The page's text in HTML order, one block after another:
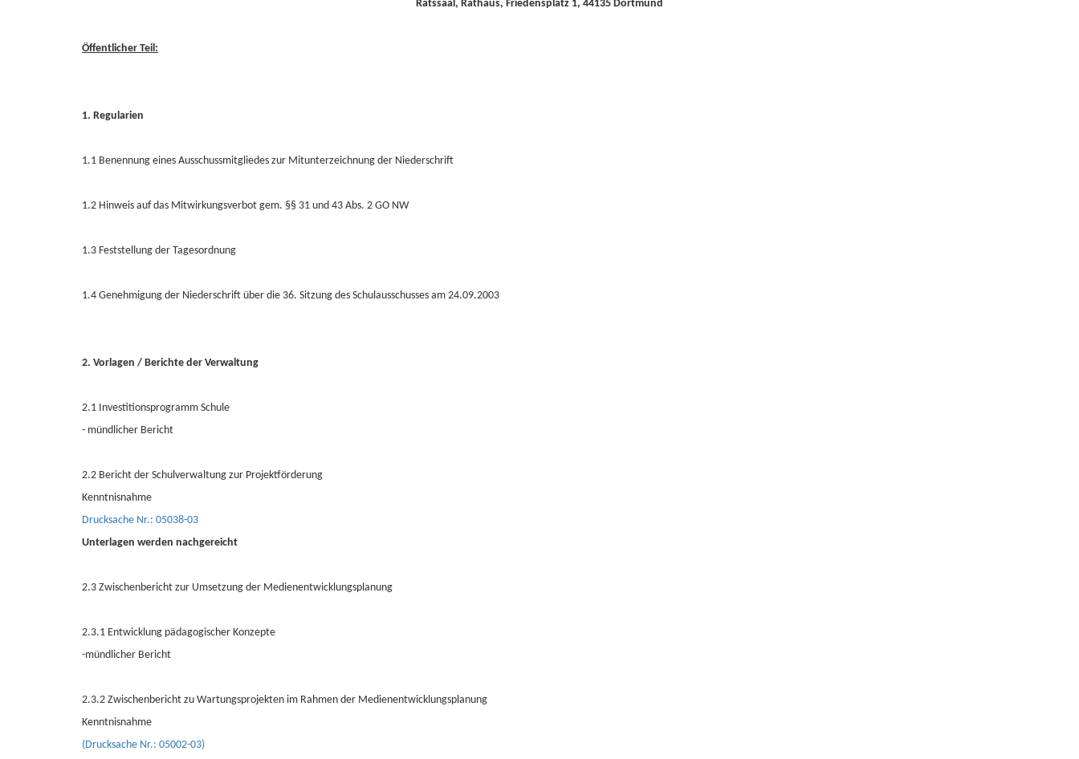
Ratssaal, Rathaus, Friedensplatz 1, 44135 Dortmund
Öffentlicher Teil:
1. Regularien
1.1 Benennung eines Ausschussmitgliedes zur Mitunterzeichnung der Niederschrift
1.2 Hinweis auf das Mitwirkungsverbot gem. §§ 31 und 43 Abs. 2 GO NW
1.3 Feststellung der Tagesordnung
1.4 Genehmigung der Niederschrift über die 36. Sitzung des Schulausschusses am 24.09.2003
2. Vorlagen / Berichte der Verwaltung
2.1 Investitionsprogramm Schule
- mündlicher Bericht
2.2 Bericht der Schulverwaltung zur Projektförderung
Kenntnisnahme
Drucksache Nr.: 05038-03
Unterlagen werden nachgereicht
2.3 Zwischenbericht zur Umsetzung der Medienentwicklungsplanung
2.3.1 Entwicklung pädagogischer Konzepte
-mündlicher Bericht
2.3.2 Zwischenbericht zu Wartungsprojekten im Rahmen der Medienentwicklungsplanung
Kenntnisnahme
(Drucksache Nr.: 05002-03)